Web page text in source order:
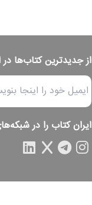
از جدیدترین کتاب‌ها
ایران کتاب را در